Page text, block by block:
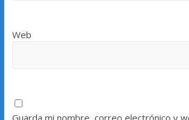
Web